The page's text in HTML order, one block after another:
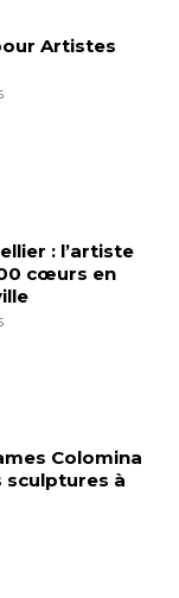
Artistes
: l’artiste
cœurs en
Colomina
sculptures à